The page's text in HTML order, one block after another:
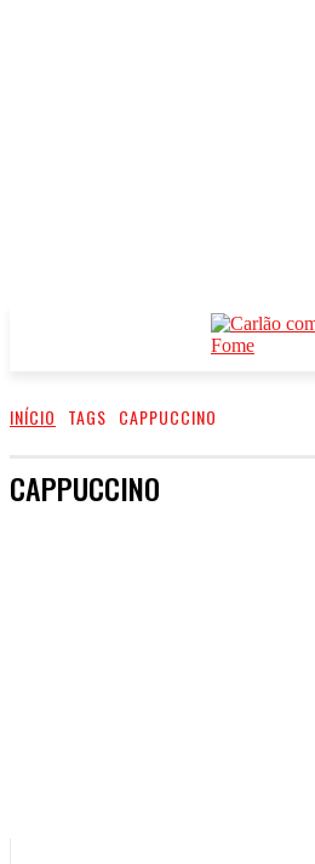
INÍCIO TAGS CAPPUCCINO
CAPPUCCINO